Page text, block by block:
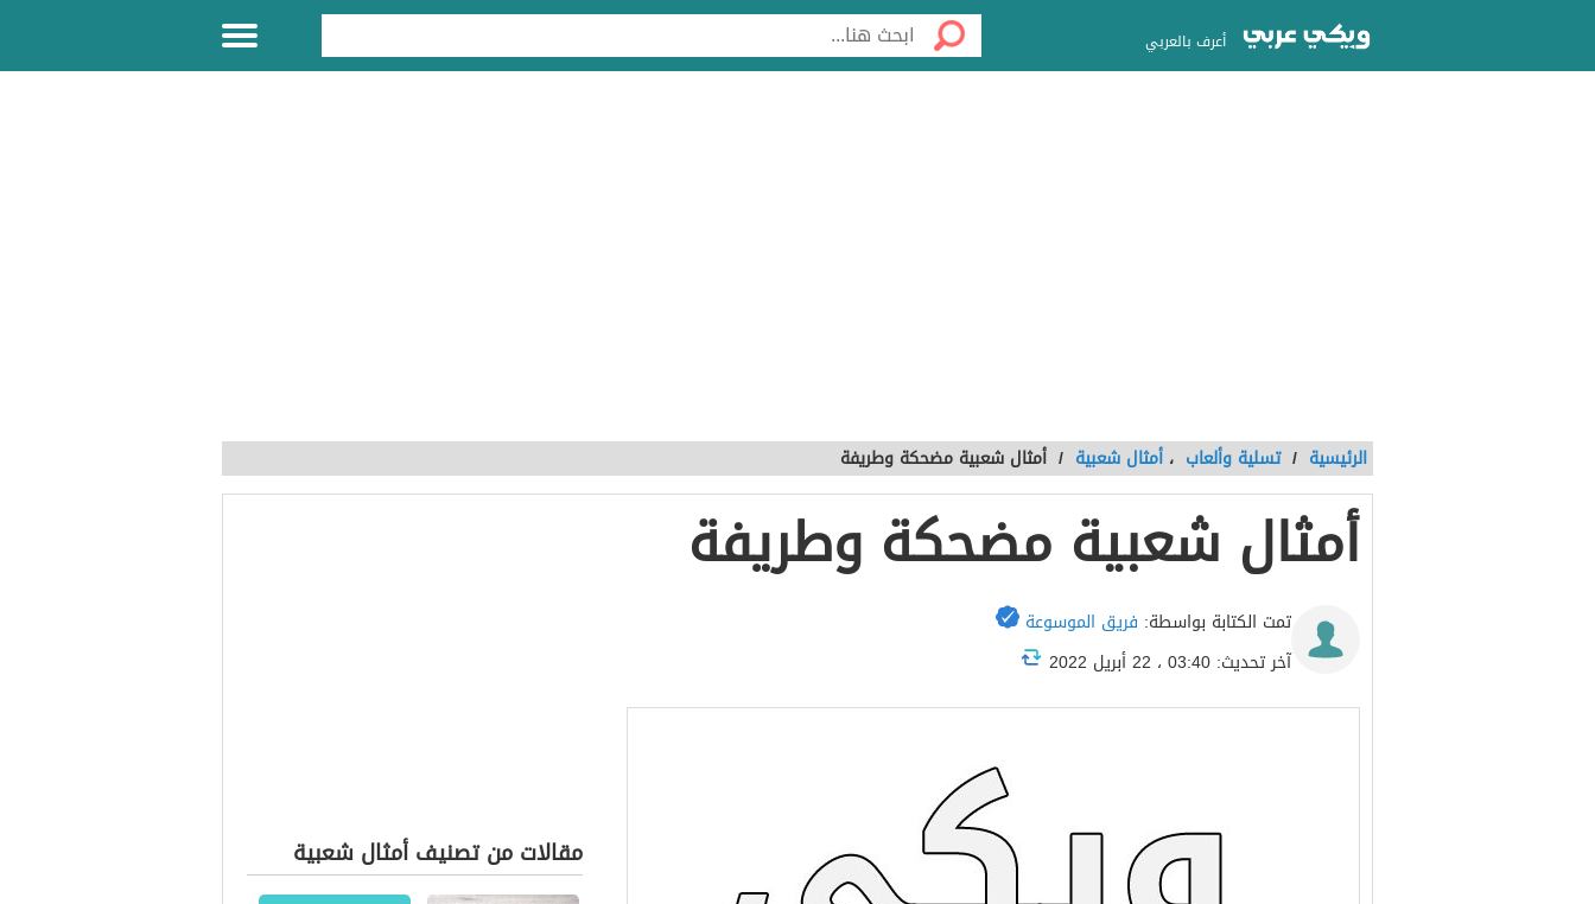
أعرف بالعربي
الرئيسية / تسلية وألعاب ، أمثال شعبية / أمثال شعبية مضحكة وطريفة
أمثال شعبية مضحكة وطريفة
تمت الكتابة بواسطة: فريق الموسوعة
آخر تحديث: 03:40 ، 22 أبريل 2022
مقالات من تصنيف أمثال شعبية